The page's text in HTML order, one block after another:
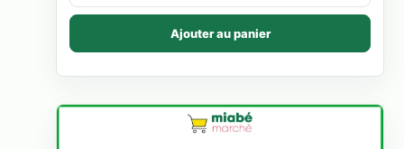
Ajouter au panier
a
plusieurs
Les
options
être